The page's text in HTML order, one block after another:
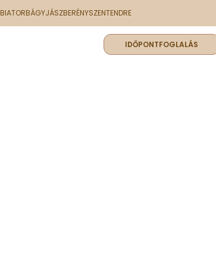
BIATORBÁGYJÁSZBERÉNYSZENTENDRE
IDŐPONTFOGLALÁS